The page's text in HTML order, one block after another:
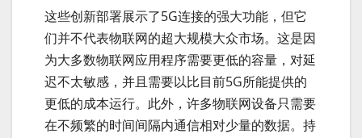
这些创新部署展示了5G连接的强大功能，但它
们并不代表物联网的超大规模大众市场。这是因
为大多数物联网应用程序需要更低的容量，对延
迟不太敏感，并且需要以比目前5G所能提供的
更低的成本运行。此外，许多物联网设备只需要
在不频繁的时间间隔内通信相对少量的数据。持